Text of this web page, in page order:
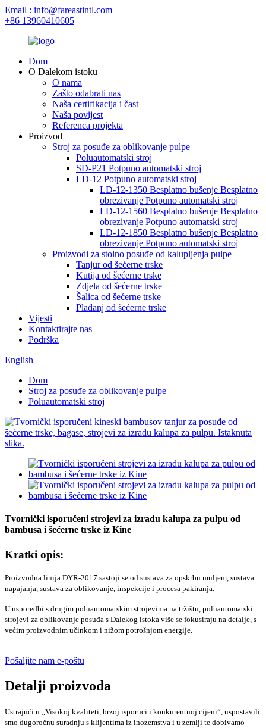
Email : info@fareastintl.com
+86 13960410605
Dom
O Dalekom istoku
O nama
Zašto odabrati nas
Naša certifikacija i čast
Naša povijest
Referenca projekta
Proizvod
Stroj za posuđe za oblikovanje pulpe
Poluautomatski stroj
SD-P21 Potpuno automatski stroj
LD-12 Potpuno automatski stroj
LD-12-1350 Besplatno bušenje Besplatno
obrezivanje Potpuno automatski stroj
LD-12-1560 Besplatno bušenje Besplatno
obrezivanje Potpuno automatski stroj
LD-12-1850 Besplatno bušenje Besplatno
obrezivanje Potpuno automatski stroj
Proizvodi za stolno posuđe od kalupljenja pulpe
Tanjur od šećerne trske
Kutija od šećerne trske
Zdjela od šećerne trske
Šalica od šećerne trske
Pladanj od šećerne trske
Vijesti
Kontaktirajte nas
Podrška
English
Dom
Stroj za posuđe za oblikovanje pulpe
Poluautomatski stroj
Tvornički isporučeni strojevi za izradu kalupa za pulpu od
bambusa i šećerne trske iz Kine
Kratki opis:
Proizvodna linija DYR-2017 sastoji se od sustava za opskrbu muljem, sustava
napajanja, sustava za oblikovanje, inspekcije i procesa pakiranja.
U usporedbi s drugim poluautomatskim strojevima na tržištu, poluautomatski
strojevi za oblikovanje posuđa s Dalekog istoka više se fokusiraju na detalje, s
većim proizvodnim učinkom i nižom potrošnjom energije.
Pošaljite nam e-poštu
Detalji proizvoda
Ustrajući u „Visokoj kvaliteti, brzoj isporuci i konkurentnoj cijeni“, uspostavili
smo dugoročnu suradnju s klijentima iz inozemstva i u zemlji te dobivamo